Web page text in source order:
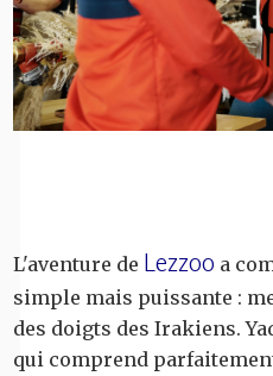
L'aventure de Lezzoo a
simple mais puissante :
des doigts des Irakiens.
qui comprend